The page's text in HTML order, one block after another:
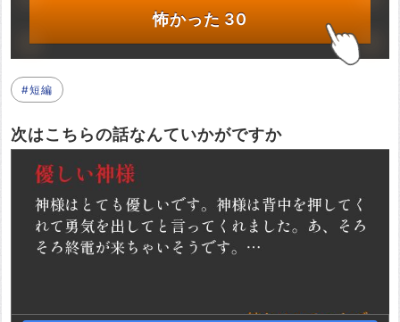
怖かった 30
#短編
次はこちらの話なんていかがですか